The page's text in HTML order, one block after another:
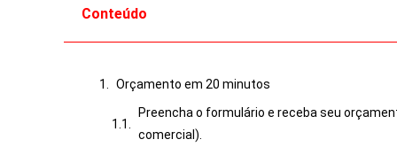
Conteúdo
Orçamento em 20 minutos
Preencha o formulário e receba seu
comercial).